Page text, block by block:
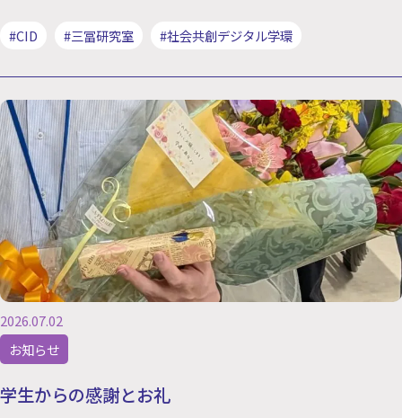
#CID #三冨研究室 #社会共創デジタル学環
2026.07.02
お知らせ
学生からの感謝とお礼